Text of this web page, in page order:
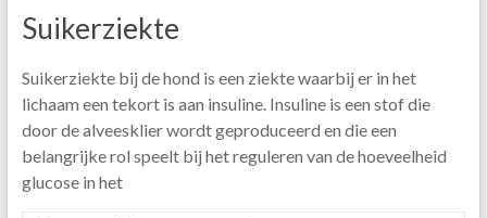
Suikerziekte
Suikerziekte bij de hond is een ziekte waarbij er in het
lichaam een tekort is aan insuline. Insuline is een stof die
door de alveesklier wordt geproduceerd en die een
belangrijke rol speelt bij het reguleren van de hoeveelheid
glucose in het